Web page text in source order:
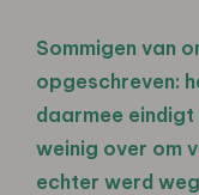
Sommigen van
opgeschreven:
daarmee
weinig over om
echter werd